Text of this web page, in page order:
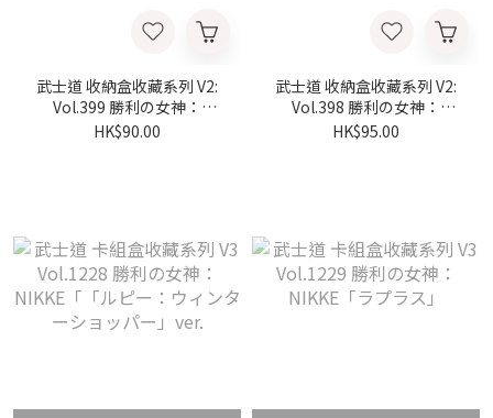
武士道 收納盒收藏系列 V2:
Vol.399 勝利の女神：
NIKKE「おやすみ、ありが
HK$90.00
武士道 收納盒收藏系列 V2:
Vol.398 勝利の女神：
NIKKE「Nonsense Red」
HK$95.00